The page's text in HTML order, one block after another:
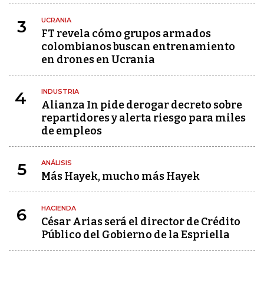
3 UCRANIA
FT revela cómo grupos armados
colombianos buscan entrenamiento
en drones en Ucrania
4 INDUSTRIA
Alianza In pide derogar decreto sobre
repartidores y alerta riesgo para miles
de empleos
5 ANÁLISIS
Más Hayek, mucho más Hayek
6 HACIENDA
César Arias será el director de Crédito
Público del Gobierno de la Espriella